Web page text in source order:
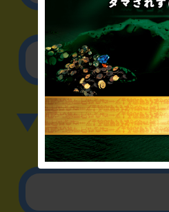
その他
▼英語、中国